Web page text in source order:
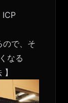
ICP
ので、そ
なる
】